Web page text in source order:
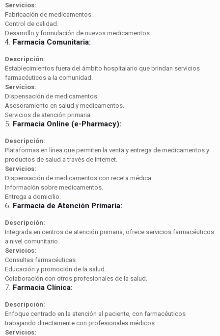
Servicios:
Fabricación de medicamentos.
Control de calidad.
Desarrollo y formulación de nuevos medicamentos.
4. Farmacia Comunitaria:
Descripción:
Establecimientos fuera del ámbito hospitalario que brindan servicios
farmacéuticos a la comunidad.
Servicios:
Dispensación de medicamentos.
Asesoramiento en salud y medicamentos.
Servicios de atención primaria.
5. Farmacia Online (e-Pharmacy):
Descripción:
Plataformas en línea que permiten la venta y entrega de medicamentos y
productos de salud a través de internet.
Servicios:
Dispensación de medicamentos con receta médica.
Información sobre medicamentos.
Entrega a domicilio.
6. Farmacia de Atención Primaria:
Descripción:
Integrada en centros de atención primaria, ofrece servicios farmacéuticos
a nivel comunitario.
Servicios:
Consultas farmacéuticas.
Educación y promoción de la salud.
Colaboración con otros profesionales de la salud.
7. Farmacia Clínica:
Descripción:
Enfoque centrado en la atención al paciente, con farmacéuticos
trabajando directamente con profesionales médicos.
Servicios: